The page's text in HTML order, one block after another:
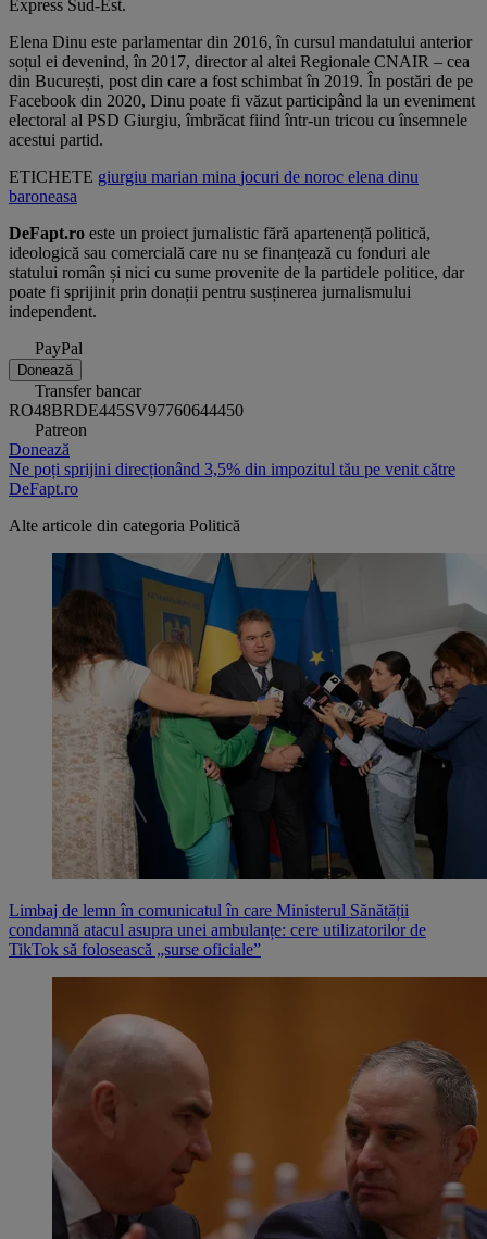
Express Sud-Est.
Elena Dinu este parlamentar din 2016, în cursul mandatului anterior
soțul ei devenind, în 2017, director al altei Regionale CNAIR – cea
din București, post din care a fost schimbat în 2019. În postări de pe
Facebook din 2020, Dinu poate fi văzut participând la un eveniment
electoral al PSD Giurgiu, îmbrăcat fiind într-un tricou cu însemnele
acestui partid.
ETICHETE giurgiu marian mina jocuri de noroc elena dinu
baroneasa
DeFapt.ro este un proiect jurnalistic fără apartenență politică,
ideologică sau comercială care nu se finanțează cu fonduri ale
statului român și nici cu sume provenite de la partidele politice, dar
poate fi sprijinit prin donații pentru susținerea jurnalismului
independent.
PayPal
Donează
Transfer bancar
RO48BRDE445SV97760644450
Patreon
Donează
Ne poți sprijini direcționând 3,5% din impozitul tău pe venit către
DeFapt.ro
Alte articole din categoria Politică
Limbaj de lemn în comunicatul în care Ministerul Sănătății
condamnă atacul asupra unei ambulanțe: cere utilizatorilor de
TikTok să folosească „surse oficiale”